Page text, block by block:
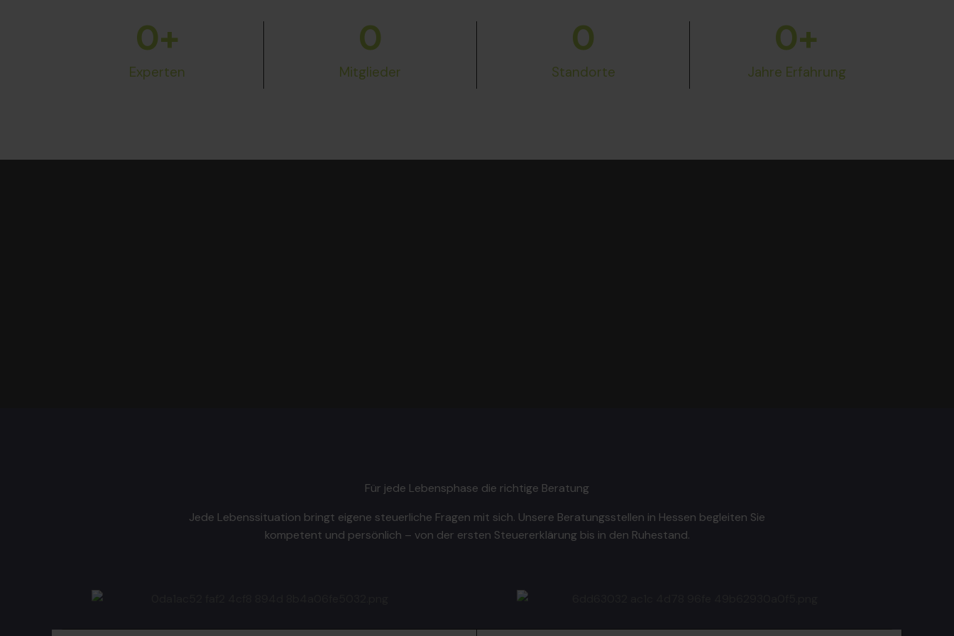
Experten
0+
Mitglieder
0
Standorte
0
Jahre Erfahrung
0+
Für jede Lebensphase die richtige Beratung
Jede Lebenssituation bringt eigene steuerliche Fragen mit sich. Unsere Beratungsstellen in Hessen begleiten Sie
kompetent und persönlich – von der ersten Steuererklärung bis in den Ruhestand.